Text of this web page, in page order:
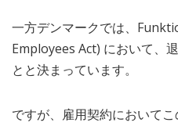
一方デンマークでは、
Employees Act) において、
とと決まっています。
ですが、雇用契約において